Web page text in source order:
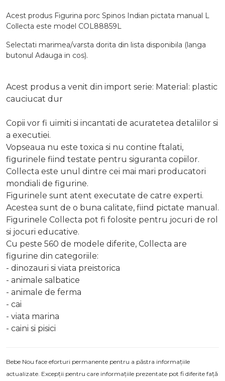
Acest produs Figurina porc Spinos Indian pictata manual L
Collecta este model COL88859L
Selectati marimea/varsta dorita din lista disponibila (langa
butonul Adauga in cos).
Acest produs a venit din import serie: Material: plastic
cauciucat dur
Copii vor fi uimiti si incantati de acuratetea detaliilor si
a executiei.
Vopseaua nu este toxica si nu contine ftalati,
figurinele fiind testate pentru siguranta copiilor.
Collecta este unul dintre cei mai mari producatori
mondiali de figurine.
Figurinele sunt atent executate de catre experti.
Acestea sunt de o buna calitate, fiind pictate manual.
Figurinele Collecta pot fi folosite pentru jocuri de rol
si jocuri educative.
Cu peste 560 de modele diferite, Collecta are
figurine din categoriile:
- dinozauri si viata preistorica
- animale salbatice
- animale de ferma
- cai
- viata marina
- caini si pisici
Bebe Nou face eforturi permanente pentru a păstra informațiile
actualizate. Excepții pentru care informațiile prezentate pot fi diferite față